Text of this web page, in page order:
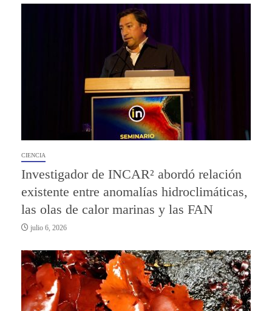
CIENCIA
Investigador de INCAR² abordó relación
existente entre anomalías hidroclimáticas,
las olas de calor marinas y las FAN
julio 6, 2026